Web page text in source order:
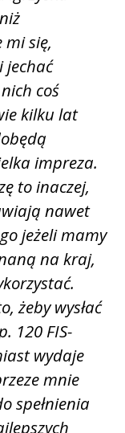
się,
jechać
coś
kilku lat
impreza.
to inaczej,
nawet
jeżeli mamy
na kraj,
żeby wysłać
120 FIS-
wydaje
mnie
spełnienia